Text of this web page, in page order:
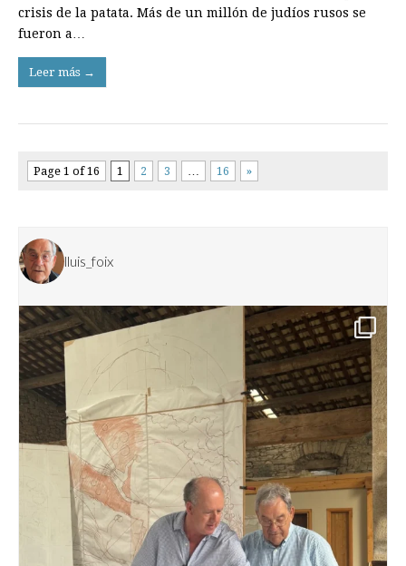
crisis de la patata. Más de un millón de judíos rusos se
fueron a…
Leer más →
Page 1 of 16 1 2 3 16 »
lluis_foix